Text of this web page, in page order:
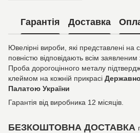
Гарантія Доставка
Ювелірні вироби, які представлені на
повністю відповідають всім заявленим
Проба дорогоцінного металу
клеймом на кожній прикрасі
Палатою України
Гарантія від виробника 12 місяців.
БЕЗКОШТОВНА ДОСТАВКА